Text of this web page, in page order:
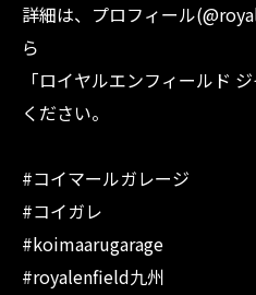
詳細は、プロフィール
ら
「ロイヤルエンフィールド
ください。
#コイマールガレージ
#コイガレ
#koimaarugarage
#royalenfield九州